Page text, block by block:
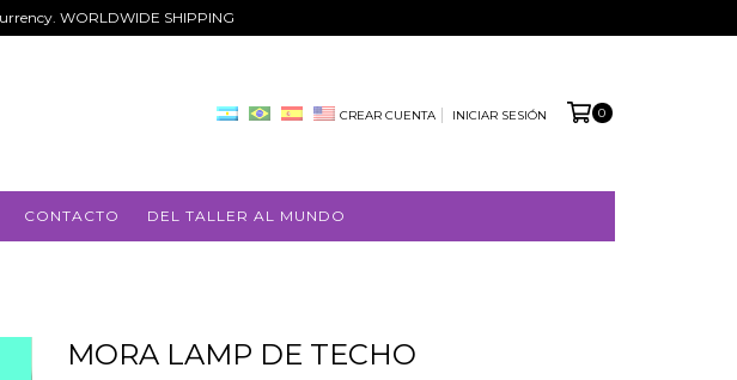
WORLDWIDE SHIPPING
CREAR CUENTA INICIAR SESIÓN 0
CONTACTO DEL TALLER AL MUNDO
MORA LAMP DE TECHO